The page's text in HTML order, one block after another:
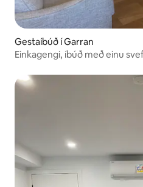
Gestaíbúð í Garran
Einkagengi, íbúð með einu